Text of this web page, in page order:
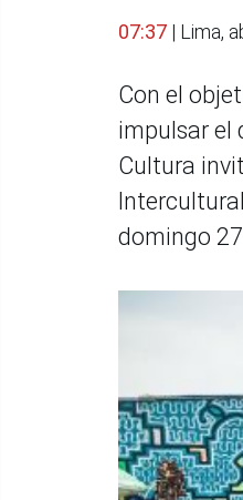
07:37 | Lima,
Con el
impulsar el
Cultura
domingo